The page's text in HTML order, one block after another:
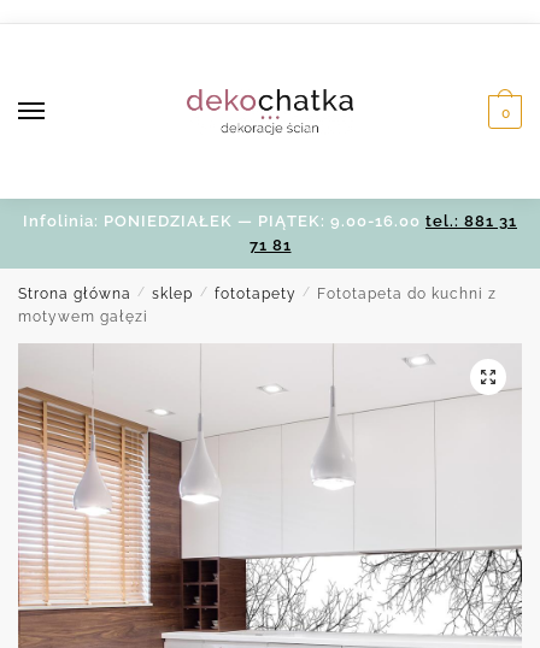
0
Infolinia: PONIEDZIAŁEK — PIĄTEK: 9.00-16.00 tel.: 881 31
71 81
Strona główna / sklep / fototapety /
Fototapeta do kuchni z
motywem gałęzi